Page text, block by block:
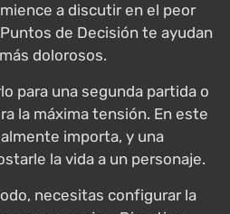
a discutir en el peor
de Decisión te ayudan
dolorosos.
para una segunda partida o
la máxima tensión. En este
importa, y una
la vida a un personaje.
necesitas configurar la